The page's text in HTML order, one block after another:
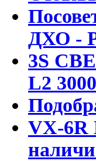
ДХО -
3S
L2
VX-